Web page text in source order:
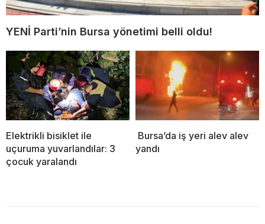
YENİ Parti’nin Bursa yönetimi belli oldu!
Elektrikli bisiklet ile
uçuruma yuvarlandılar: 3
çocuk yaralandı
Bursa’da iş yeri alev alev
yandı